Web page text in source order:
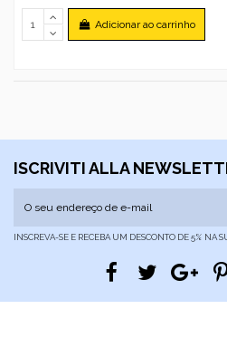
Adicionar ao carrinho
ISCRIVITI ALLA
INSCREVA-SE E RECEBA UM DESCONTO DE 5% NA